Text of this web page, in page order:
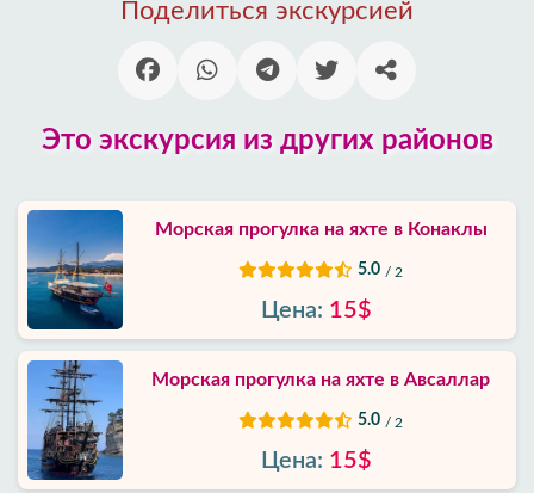
отзывы
нас
Услуги
Условия
положения
Поделиться экскурсией
Это экскурсия из других районов
Морская прогулка на яхте в Конаклы
5.0 / 2
Цена: 15$
Морская прогулка на яхте в Авсаллар
5.0 / 2
Цена: 15$